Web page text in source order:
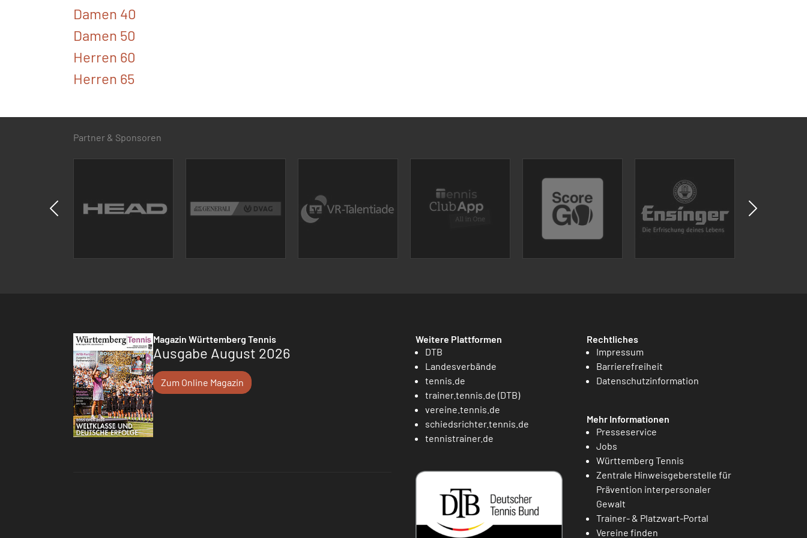
Damen 40
Damen 50
Herren 60
Herren 65
Partner & Sponsoren
Magazin Württemberg Tennis
Ausgabe August 2026
Zum Online Magazin
Weitere Plattformen
DTB
Landesverbände
tennis.de
trainer.tennis.de (DTB)
vereine.tennis.de
schiedsrichter.tennis.de
tennistrainer.de
Rechtliches
Impressum
Barrierefreiheit
Datenschutzinformation
Mehr Informationen
Presseservice
Jobs
Württemberg Tennis
Zentrale Hinweisgeberstelle für
Prävention interpersonaler
Gewalt
Trainer- & Platzwart-Portal
Vereine finden